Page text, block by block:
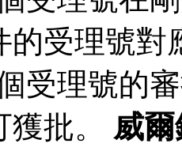
的受理號對
受理號的
批。 威